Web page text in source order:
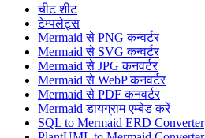
चीट शीट
टेम्पलेट्स
Mermaid से PNG कन्वर्टर
Mermaid से SVG कन्वर्टर
Mermaid से JPG कनवर्टर
Mermaid से WebP कनवर्टर
Mermaid से PDF कनवर्टर
Mermaid डायग्राम एम्बेड करें
SQL to Mermaid ERD Converter